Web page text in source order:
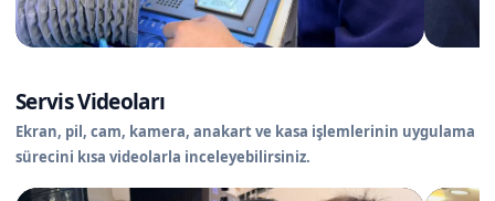
Servis Videoları
Ekran, pil, cam, kamera, anakart ve kasa işlemlerinin uygulama
sürecini kısa videolarla inceleyebilirsiniz.